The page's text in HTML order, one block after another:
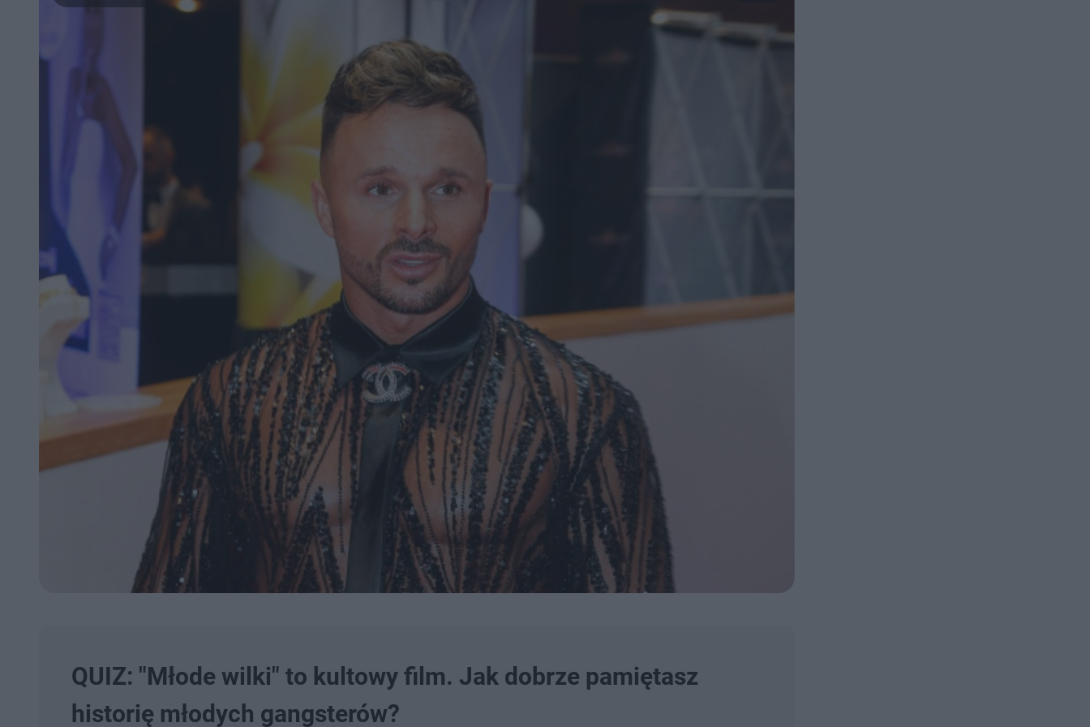
QUIZ: "Młode wilki" to kultowy film. Jak dobrze pamiętasz
historię młodych gangsterów?